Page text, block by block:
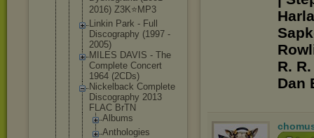
2016) Z3K⭐MP3
Linkin Park - Full
Discography (1997 -
2005)
MILES DAVIS - The
Complete Concert
1964 (2CDs)
Nickelback Complete
Discography 2013
FLAC BrTN
Albums
Anthologies
R.
Dan